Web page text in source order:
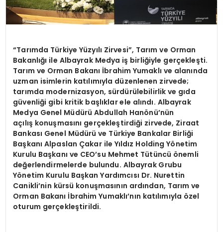
“Tarımda Türkiye Yüzyılı Zirvesi”, Tarım ve Orman
Bakanlığı ile Albayrak Medya iş birliğiyle gerçekleşti.
Tarım ve Orman Bakanı İbrahim Yumaklı ve alanında
uzman isimlerin katılımıyla düzenlenen zirvede;
tarımda modernizasyon, sürdürülebilirlik ve gıda
güvenliği gibi kritik başlıklar ele alındı. Albayrak
Medya Genel Müdürü Abdullah Hanönü’nün
açılış konuşmasını gerçekleştirdiği zirvede, Ziraat
Bankası Genel Müdürü ve Türkiye Bankalar Birliği
Başkanı Alpaslan Çakar ile Yıldız Holding Yönetim
Kurulu Başkanı ve CEO’su Mehmet Tütüncü önemli
değerlendirmelerde bulundu. Albayrak Grubu
Yönetim Kurulu Başkan Yardımcısı Dr. Nurettin
Canikli’nin kürsü konuşmasının ardından, Tarım ve
Orman Bakanı İbrahim Yumaklı’nın katılımıyla özel
oturum gerçekleştirildi.